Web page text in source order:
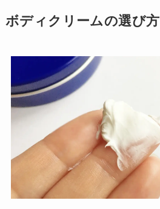
ボディクリームの選び方